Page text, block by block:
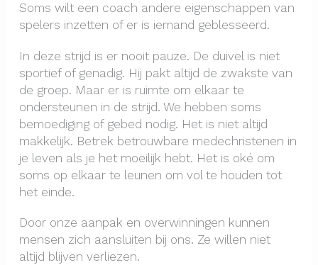
Soms wilt een coach andere eigenschappen van
spelers inzetten of er is iemand geblesseerd.
In deze strijd is er nooit pauze. De duivel is niet
sportief of genadig. Hij pakt altijd de zwakste van
de groep. Maar er is ruimte om elkaar te
ondersteunen in de strijd. We hebben soms
bemoediging of gebed nodig. Het is niet altijd
makkelijk. Betrek betrouwbare medechristenen in
je leven als je het moeilijk hebt. Het is oké om
soms op elkaar te leunen om vol te houden tot
het einde.
Door onze aanpak en overwinningen kunnen
mensen zich aansluiten bij ons. Ze willen niet
altijd blijven verliezen.